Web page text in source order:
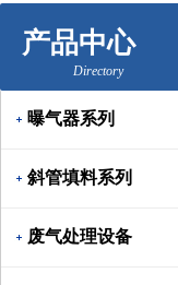
产品中心
Directory
曝气器系列
斜管填料系列
废气处理设备